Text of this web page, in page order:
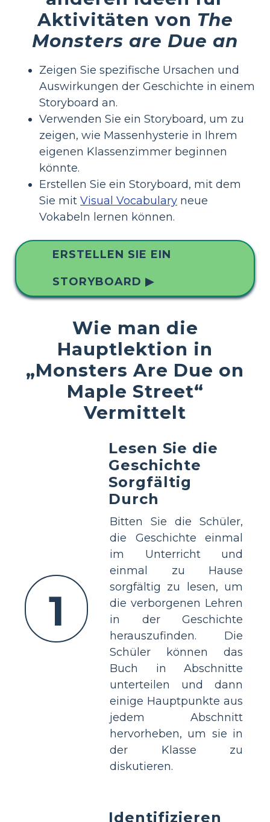
Aktivitäten von The
Monsters are Due an
Zeigen Sie spezifische Ursachen und
Auswirkungen der Geschichte in einem
Storyboard an.
Verwenden Sie ein Storyboard, um zu
zeigen, wie Massenhysterie in Ihrem
eigenen Klassenzimmer beginnen
könnte.
Erstellen Sie ein Storyboard, mit dem
Sie mit Visual Vocabulary neue
Vokabeln lernen können.
ERSTELLEN SIE EIN
STORYBOARD ▶
Wie man die
Hauptlektion in
„Monsters Are Due on
Maple Street“
Vermittelt
1
Lesen Sie die
Geschichte
Sorgfältig
Durch
Bitten Sie die Schüler,
die Geschichte einmal
im Unterricht und
einmal zu Hause
sorgfältig zu lesen, um
die verborgenen Lehren
in der Geschichte
herauszufinden. Die
Schüler können das
Buch in Abschnitte
unterteilen und dann
einige Hauptpunkte aus
jedem Abschnitt
hervorheben, um sie in
der Klasse zu
diskutieren.
Identifizieren